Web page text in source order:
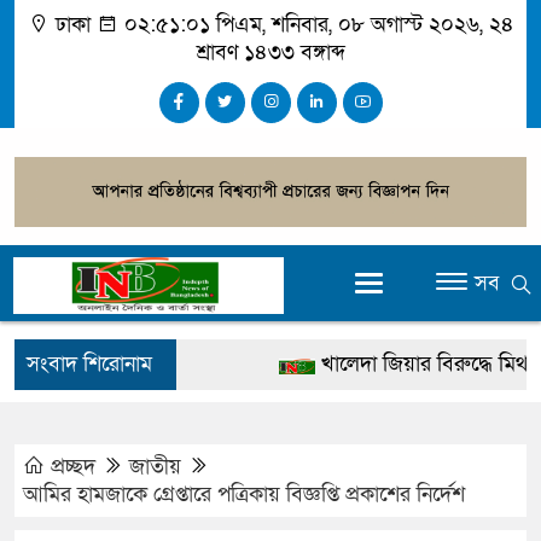
ঢাকা ০২:৫১:০১ পিএম, শনিবার, ০৮ অগাস্ট ২০২৬, ২৪
শ্রাবণ ১৪৩৩ বঙ্গাব্দ
সব
সংবাদ শিরোনাম
খালেদা জিয়ার বিরুদ্ধে মিথ্যা
প্রচ্ছদ
জাতীয়
আমির হামজাকে গ্রেপ্তারে পত্রিকায় বিজ্ঞপ্তি প্রকাশের নির্দেশ